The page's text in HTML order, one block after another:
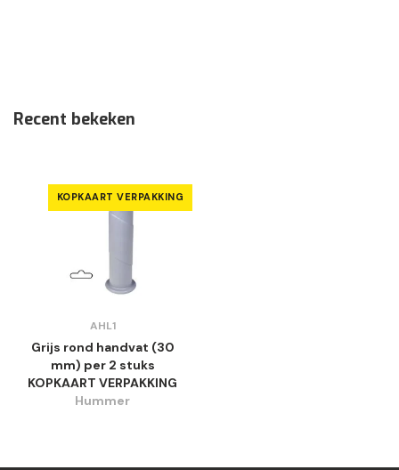
Recent bekeken
KOPKAART VERPAKKING
AHL1
Grijs rond handvat (30
mm) per 2 stuks
KOPKAART VERPAKKING
Hummer